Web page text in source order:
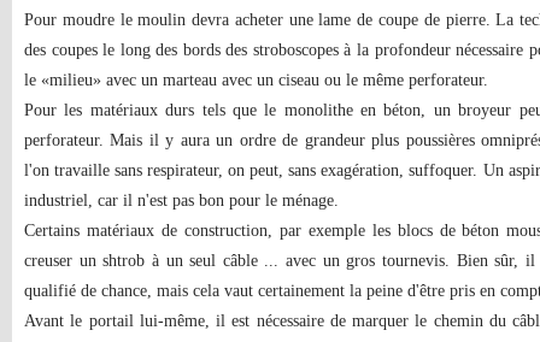
Pour moudre le moulin devra acheter une lame de coupe de pierre. La
des coupes le long des bords des stroboscopes à la profondeur nécessaire
le «milieu» avec un marteau avec un ciseau ou le même perforateur.
Pour les matériaux durs tels que le monolithe en béton, un broyeur
perforateur. Mais il y aura un ordre de grandeur plus poussières
l'on travaille sans respirateur, on peut, sans exagération, suffoquer. Un
industriel, car il n'est pas bon pour le ménage.
Certains matériaux de construction, par exemple les blocs de béton
creuser un shtrob à un seul câble ... avec un gros tournevis. Bien sûr,
qualifié de chance, mais cela vaut certainement la peine d'être pris en
Avant le portail lui-même, il est nécessaire de marquer le chemin du